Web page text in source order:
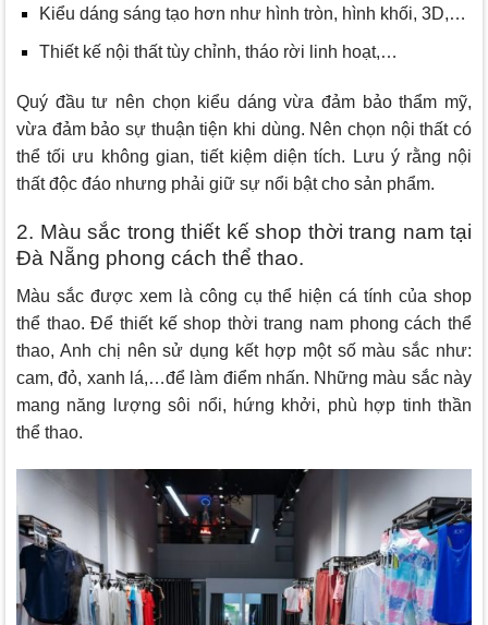
Kiểu dáng sáng tạo hơn như hình tròn, hình khối, 3D,…
Thiết kế nội thất tùy chỉnh, tháo rời linh hoạt,…
Quý đầu tư nên chọn kiểu dáng vừa đảm bảo thẩm mỹ,
vừa đảm bảo sự thuận tiện khi dùng. Nên chọn nội thất có
thể tối ưu không gian, tiết kiệm diện tích. Lưu ý rằng nội
thất độc đáo nhưng phải giữ sự nổi bật cho sản phẩm.
2. Màu sắc trong thiết kế shop thời trang nam tại
Đà Nẵng phong cách thể thao.
Màu sắc được xem là công cụ thể hiện cá tính của shop
thể thao. Để thiết kế shop thời trang nam phong cách thể
thao, Anh chị nên sử dụng kết hợp một số màu sắc như:
cam, đỏ, xanh lá,…để làm điểm nhấn. Những màu sắc này
mang năng lượng sôi nổi, hứng khởi, phù hợp tinh thần
thể thao.